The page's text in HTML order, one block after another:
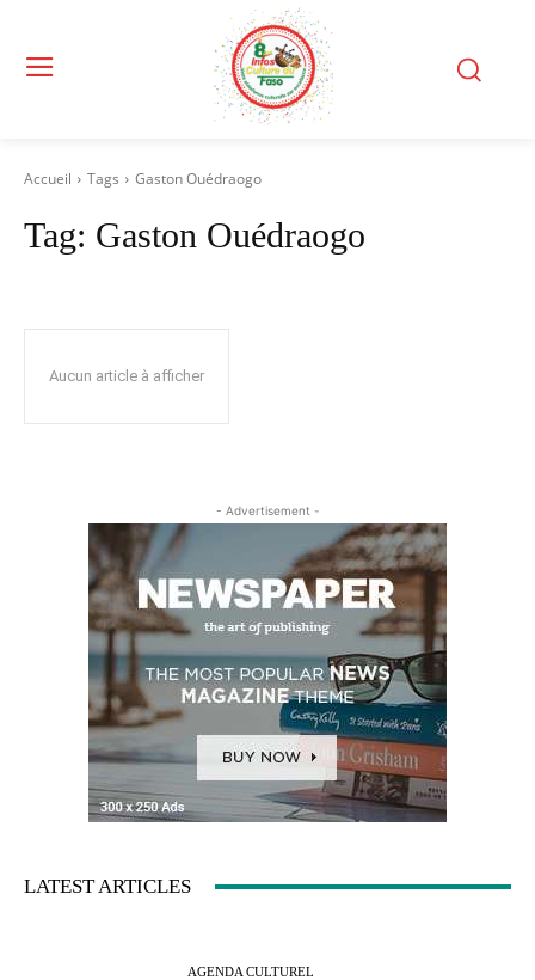
Accueil Tags Gaston Ouédraogo
Tag: Gaston Ouédraogo
Aucun article à afficher
- Advertisement -
LATEST ARTICLES
AGENDA CULTUREL